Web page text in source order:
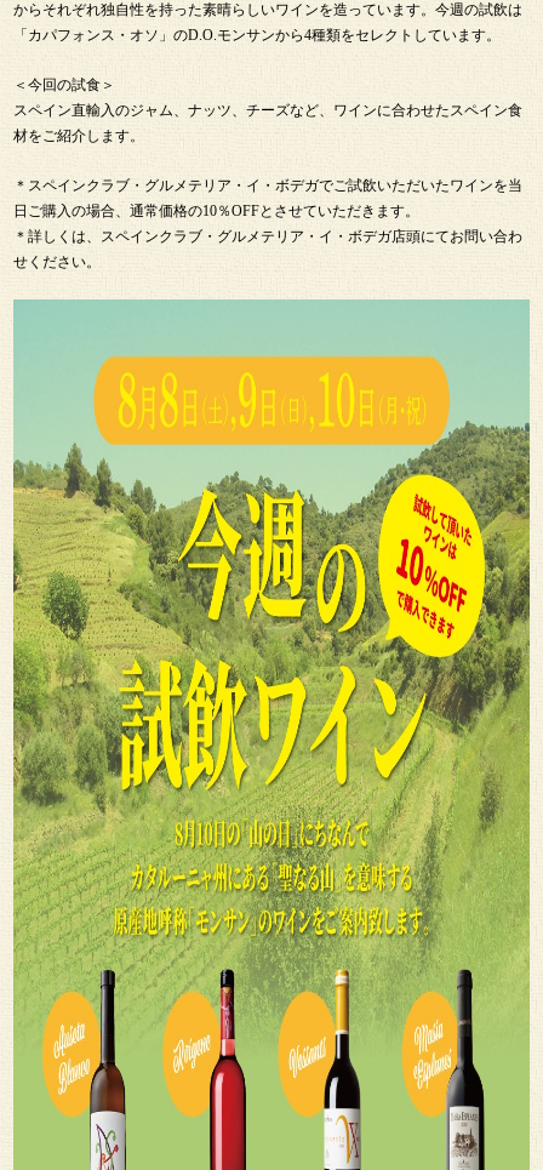
からそれぞれ独自性を持った素晴らしいワインを造っています。今週の試飲は
「カパフォンス・オソ」のD.O.モンサンから4種類をセレクトしています。
＜今回の試食＞
スペイン直輸入のジャム、ナッツ、チーズなど、ワインに合わせたスペイン食
材をご紹介します。
＊スペインクラブ・グルメテリア・イ・ボデガでご試飲いただいたワインを当
日ご購入の場合、通常価格の10％OFFとさせていただきます。
＊詳しくは、スペインクラブ・グルメテリア・イ・ボデガ店頭にてお問い合わ
せください。